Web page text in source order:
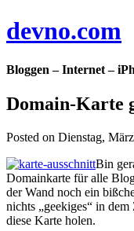
devno.com
Bloggen – Internet –
Domain-Karte
Posted on Dienstag,
Bin
Domainkarte für alle
der Wand noch ein
nichts „geekiges“ in
diese Karte holen.